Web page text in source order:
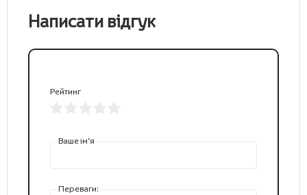
Написати відгук
Рейтинг
Ваше ім’я
Переваги: